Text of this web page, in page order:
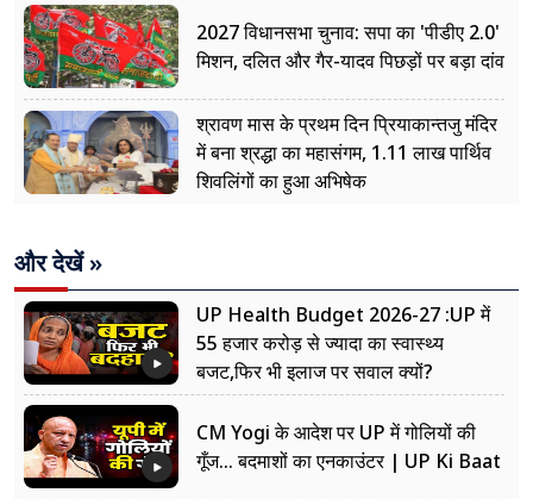
2027 विधानसभा चुनाव: सपा का 'पीडीए 2.0'
मिशन, दलित और गैर-यादव पिछड़ों पर बड़ा दांव
श्रावण मास के प्रथम दिन प्रियाकान्तजु मंदिर
में बना श्रद्धा का महासंगम, 1.11 लाख पार्थिव
शिवलिंगों का हुआ अभिषेक
और देखें »
UP Health Budget 2026-27 :UP में
55 हजार करोड़ से ज्यादा का स्वास्थ्य
बजट,फिर भी इलाज पर सवाल क्यों?
CM Yogi के आदेश पर UP में गोलियों की
गूँज... बदमाशों का एनकाउंटर | UP Ki Baat